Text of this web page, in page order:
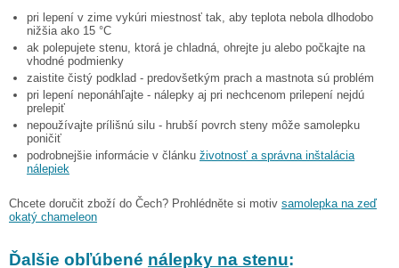
pri lepení v zime vykúri miestnosť tak, aby teplota nebola dlhodobo
nižšia ako 15 °C
ak polepujete stenu, ktorá je chladná, ohrejte ju alebo počkajte na
vhodné podmienky
zaistite čistý podklad - predovšetkým prach a mastnota sú problém
pri lepení neponáhľajte - nálepky aj pri nechcenom prilepení nejdú
prelepiť
nepoužívajte prílišnú silu - hrubší povrch steny môže samolepku
poničiť
podrobnejšie informácie v článku životnosť a správna inštalácia
nálepiek
Chcete doručit zboží do Čech? Prohlédněte si motiv samolepka na zeď
okatý chameleon
Ďalšie obľúbené nálepky na stenu: